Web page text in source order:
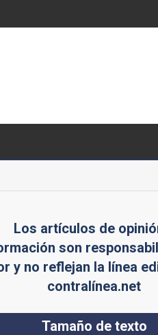
Los artículos de
son
y no reflejan la línea
contralínea.net
Tamaño de texto